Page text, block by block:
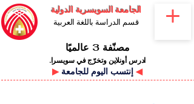
الجامعة السويسرية الدولية
قسم الدراسة باللغة العربية
مصنّفة 3 عالميًا
ادرس أونلاين وتخرّج في سويسرا.
▶ ◀